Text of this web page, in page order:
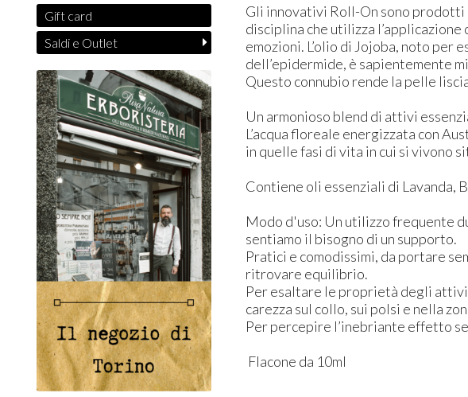
Gli innovativi Roll-On sono prodotti
disciplina che utilizza
emozioni. L’olio di Jojoba, noto
dell’epidermide, è sapientemente
Questo connubio rende la pelle
Un armonioso blend di attivi
L’acqua floreale energizzata con
in quelle fasi di vita in cui si vivono
Contiene oli essenziali di Lavanda,
Modo d'uso: ​Un utilizzo frequente
sentiamo il bisogno di un supporto.
​Pratici e comodissimi, da portare
ritrovare equilibrio.
​Per esaltare le proprietà degli
carezza sul collo, sui polsi e nella
​Per percepire l’inebriante effetto
Flacone da 10ml
Gift card
Saldi e Outlet